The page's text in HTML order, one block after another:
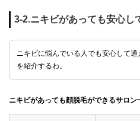
3-2.ニキビがあっても安心し
ニキビに悩んでいる人でも安心して通
を紹介するわ。
ニキビがあっても顔脱毛ができるサロン